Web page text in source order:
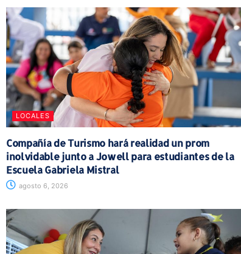
LOCALES
Compañía de Turismo hará realidad un prom
inolvidable junto a Jowell para estudiantes de la
Escuela Gabriela Mistral
agosto 6, 2026